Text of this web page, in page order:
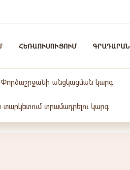
ՀԵՌԱՈՒՍՈՒՑՈՒՄ ԳՐԱԴԱՐԱՆ
Փորձաշրջանի անցկացման կարգ
տարկետում տրամադրելու կարգ